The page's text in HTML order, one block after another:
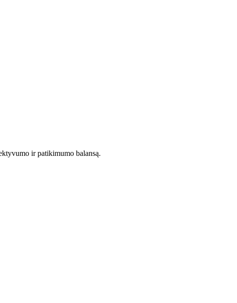
ir patikimumo balansą.